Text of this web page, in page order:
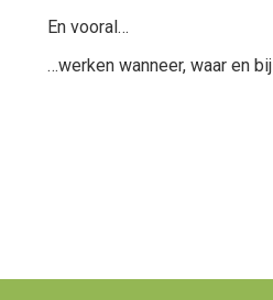
En vooral…
…werken wanneer, waar en